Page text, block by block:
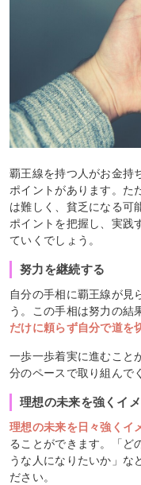
覇王線を持つ人がお金持
ポイントがあります。た
は難しく、貧乏になる可
ポイントを把握し、実践
ていくでしょう。
努力を継続する
自分の手相に覇王線が見
う。この手相は努力の結
だけに頼らず自分で道を
一歩一歩着実に進むこと
分のペースで取り組んで
理想の未来を強くイ
理想の未来を日々強くイ
ることができます。「ど
うな人になりたいか」な
ださい。